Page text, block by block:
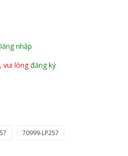
nhập
vui lòngđăng ký
70999-LP257